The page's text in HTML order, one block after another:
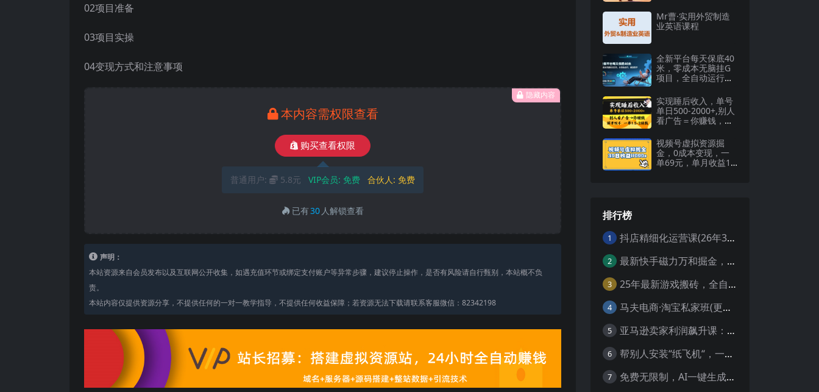
02项目准备
03项目实操
04变现方式和注意事项
隐藏内容
本内容需权限查看
购买查看权限
普通用户: 5.8元 VIP会员: 免费 合伙人: 免费
已有30 人解锁查看
声明：
本站资源来自会员发布以及互联网公开收集，如遇充值环节或绑定支付账户等异常步骤，建议停止操作，是否有风险请自行甄别，本站概不负
责。
本站内容仅提供资源分享，不提供任何的一对一教学指导，不提供任何收益保障；若资源无法下载请联系客服微信：82342198
Mr曹·实用外贸制造
业英语课程
全新平台每天保底40
米，零成本无脑挂G
项目，全自动运行，
实现睡后收入，单号
单日500-2000+,别人
看广告＝你赚钱，无
视频号虚拟资源掘
金，0成本变现，一
单69元，单月收益1.
排行榜
1 抖店精细化运营课(26年3月更新
2 最新快手磁力万和掘金，自动搬砖，轻松日入100-200，操作简单
3 25年最新游戏搬砖，全自动挂机，不需要玩游戏，单手机操作日入300+
4 马夫电商·淘宝私家班(更新3月)
5 亚马逊卖家利润飙升课：从品类成功公式到海王打法，让每个SKU都成爆款一路飙升(更新26年3月
6 帮别人安装“纸飞机“，一单赚10—30元不等：附：免费节点
7 免费无限制，AI一键生成原创中视频，轻松日入2000+，超简单，可矩阵，…